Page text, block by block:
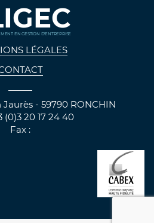
EN GESTION D'ENTREPRISE
LÉGALES
- 59790 RONCHIN
(0)3 20 17 24 40
Fax :